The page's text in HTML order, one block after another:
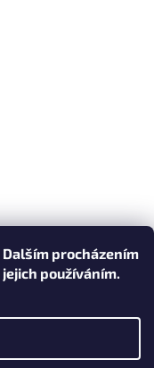
procházením
používáním.